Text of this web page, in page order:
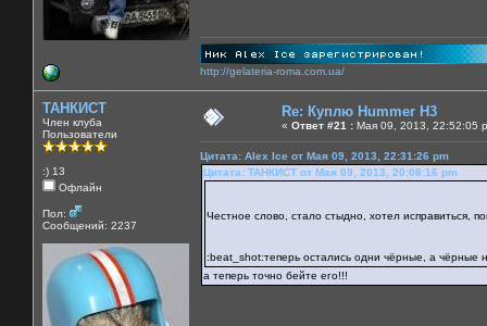
http://gelateria-roma.com.ua/
ТАНКИСТ
Член клуба
Пользователи
:) 13
Офлайн
Пол:
Сообщений: 2237
Re: Куплю Hummer H3
« Ответ #21 : Мая 09, 2013, 22:52:05
Цитата: Alex Ice от Мая 09, 2013, 22:31:26 pm
Цитата: ТАНКИСТ от Мая 09, 2013, 20:08:16 pm
Честное слово, стало стыдно, хотел исправиться,
:beat_shot:теперь остались одни чёрные, а
а теперь точно бейте его!!!